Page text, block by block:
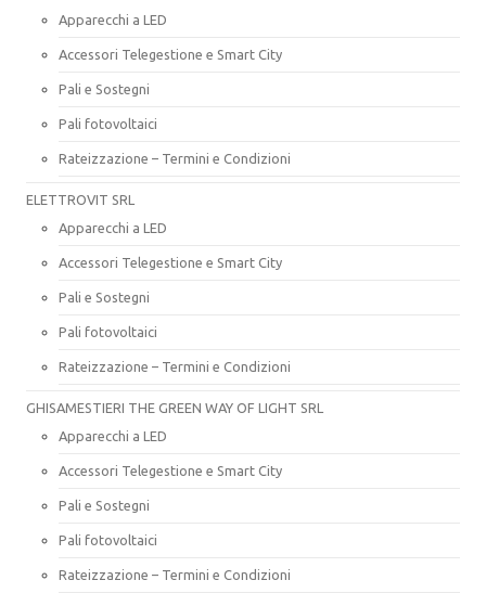
Apparecchi a LED
Accessori Telegestione e Smart City
Pali e Sostegni
Pali fotovoltaici
Rateizzazione – Termini e Condizioni
ELETTROVIT SRL
Apparecchi a LED
Accessori Telegestione e Smart City
Pali e Sostegni
Pali fotovoltaici
Rateizzazione – Termini e Condizioni
GHISAMESTIERI THE GREEN WAY OF LIGHT SRL
Apparecchi a LED
Accessori Telegestione e Smart City
Pali e Sostegni
Pali fotovoltaici
Rateizzazione – Termini e Condizioni